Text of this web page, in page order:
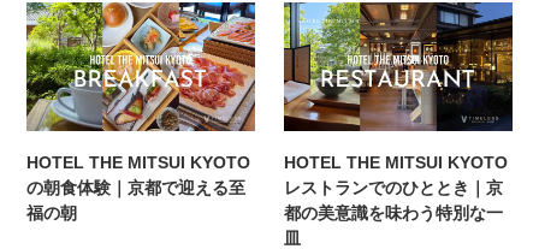
HOTEL THE MITSUI KYOTO
の朝食体験｜京都で迎える至
福の朝
HOTEL THE MITSUI KYOTO
レストランでのひととき｜京
都の美意識を味わう特別な一
皿